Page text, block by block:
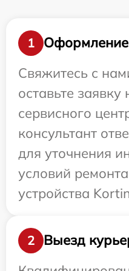
1
Оформление
Свяжитесь с
оставьте заявку
сервисного
консультант
для уточнения
условий
устройства
2
Выезд